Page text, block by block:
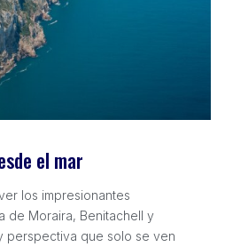
el mar
los impresionantes
de Moraira, Benitachell y
perspectiva que solo se ven